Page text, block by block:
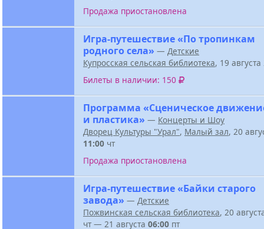
Продажа приостановлена
Игра-путешествие «По тропинкам
родного села» — Детские
Купросская сельская библиотека, 19
Билеты в наличии: 150
Программа «Сценическое
и пластика» — Концерты и Шоу
Дворец Культуры "Урал", Малый зал, 20
11:00 чт
Продажа приостановлена
Игра-путешествие «Байки старого
завода» — Детские
Пожвинская сельская библиотека, 20
чт — 21 августа 06:00 пт